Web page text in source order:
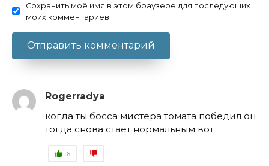
Сохранить моё имя в этом браузере для последующих
моих комментариев.
Rogerradya
когда ты босса мистера томата победил он
тогда снова стаёт нормальным вот
6